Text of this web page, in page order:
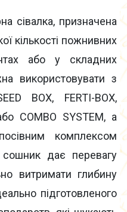
сівалка, призначена
кількості пожнивних
або у складних
використовувати з
BOX, FERTI-BOX,
COMBO SYSTEM, а
комплексом
сошник дає перевагу
витримати глибину
підготовленого